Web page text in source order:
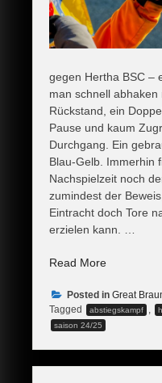
gegen Hertha BSC –
man schnell
Rückstand, ein
Pause und kaum
Durchgang. Ein
Blau-Gelb. Immerhin
Nachspielzeit noch
zumindest der
Eintracht doch Tore
erzielen kann. …
Read More„Bitterer
im
Eintracht-
Posted in Great
Tagged
abstiegskampf ,
saison 24/25